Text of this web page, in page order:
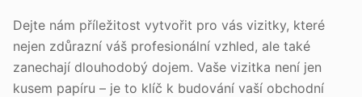
Dejte nám příležitost vytvořit pro vás vizitky, které
nejen zdůrazní váš profesionální vzhled, ale také
zanechají dlouhodobý dojem. Vaše vizitka není jen
kusem papíru – je to klíč k budování vaší obchodní